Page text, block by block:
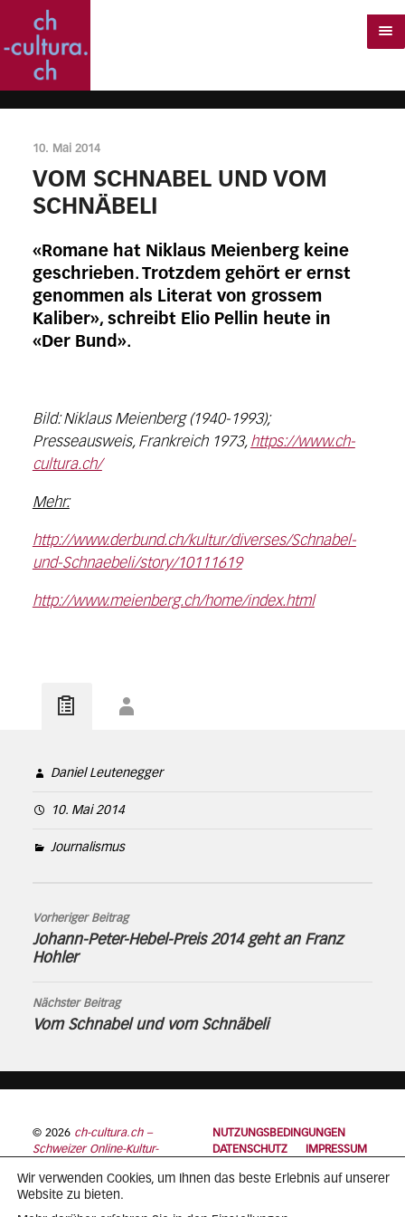
10. Mai 2014
VOM SCHNABEL UND VOM
SCHNÄBELI
«Romane hat Niklaus Meienberg keine
geschrieben. Trotzdem gehört er ernst
genommen als Literat von grossem
Kaliber», schreibt Elio Pellin heute in
«Der Bund».
Bild: Niklaus Meienberg (1940-1993);
Presseausweis, Frankreich 1973, https://www.ch-
cultura.ch/
Mehr:
http://www.derbund.ch/kultur/diverses/Schnabel-
und-Schnaebeli/story/10111619
http://www.meienberg.ch/home/index.html
Daniel Leutenegger
10. Mai 2014
Journalismus
Vorheriger Beitrag
Johann-Peter-Hebel-Preis 2014 geht an Franz
Hohler
Nächster Beitrag
Vom Schnabel und vom Schnäbeli
© 2026 ch-cultura.ch –
Schweizer Online-Kultur-
NUTZUNGSBEDINGUNGEN
DATENSCHUTZ
IMPRESSUM
Wir verwenden Cookies, um Ihnen das beste Erlebnis auf unserer
Website zu bieten.